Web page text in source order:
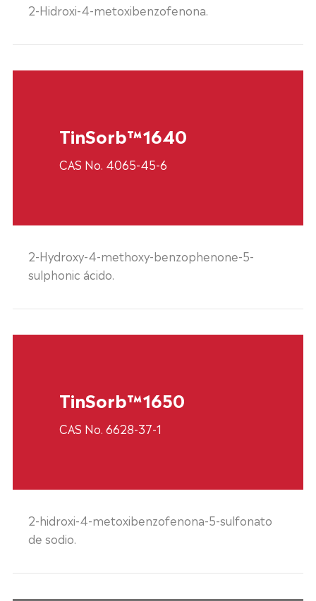
2-Hidroxi-4-metoxibenzofenona.
TinSorb™1640
CAS No. 4065-45-6
2-Hydroxy-4-methoxy-benzophenone-5-
sulphonic ácido.
TinSorb™1650
CAS No. 6628-37-1
2-hidroxi-4-metoxibenzofenona-5-sulfonato
de sodio.